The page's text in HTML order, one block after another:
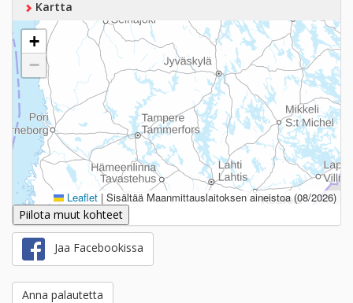
Kartta
+
−
Leaflet | Sisältää Maanmittauslaitoksen aineistoa (08/2026)
Piilota muut kohteet
Jaa Facebookissa
Anna palautetta